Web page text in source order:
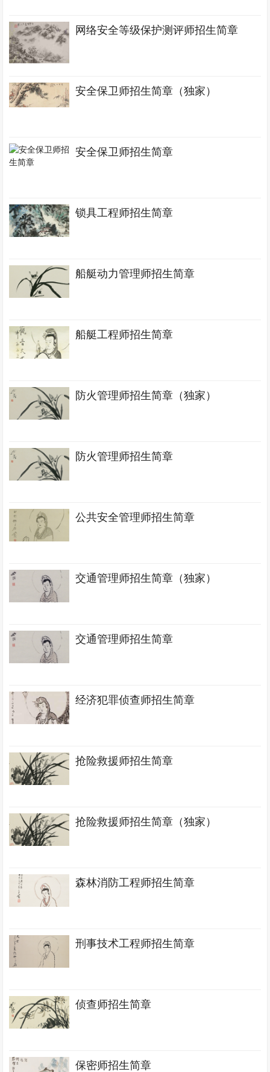
网络安全等级保护测评师招生简章
安全保卫师招生简章（独家）
安全保卫师招生简章
锁具工程师招生简章
船艇动力管理师招生简章
船艇工程师招生简章
防火管理师招生简章（独家）
防火管理师招生简章
公共安全管理师招生简章
交通管理师招生简章（独家）
交通管理师招生简章
经济犯罪侦查师招生简章
抢险救援师招生简章
抢险救援师招生简章（独家）
森林消防工程师招生简章
刑事技术工程师招生简章
侦查师招生简章
保密师招生简章